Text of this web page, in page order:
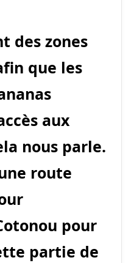
des zones
que les
aux
nous parle.
route
pour
partie de